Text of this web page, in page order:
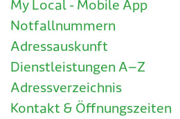
My Local - Mobile App
Notfallnummern
Adressauskunft
Dienstleistungen A–Z
Adressverzeichnis
Kontakt & Öffnungszeiten